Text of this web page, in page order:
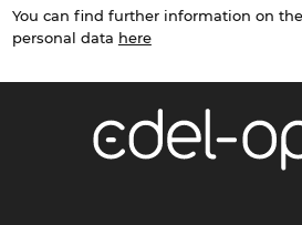
You can find further information on
personal data here